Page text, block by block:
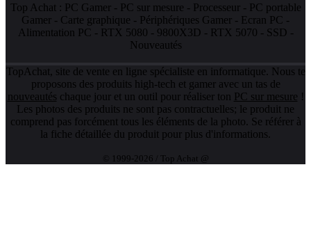
Top Achat : PC Gamer- PC sur mesure - Processeur- PC portable
Gamer - Carte graphique - Périphériques Gamer - Ecran PC -
Alimentation PC - RTX 5080 - 9800X3D - RTX 5070 - SSD -
Nouveautés
TopAchat, site de vente en ligne spécialiste en informatique. Nous te
proposons des produits high-tech et gamer avec un tas de
nouveautés chaque jour et un outil pour réaliser ton PC sur mesure !
Les photos des produits ne sont pas contractuelles; le produit ne
comprend pas forcément tous les éléments de la photo. Se référer à
la fiche détaillée du produit pour plus d'informations.
© 1999-2026 / Top Achat @